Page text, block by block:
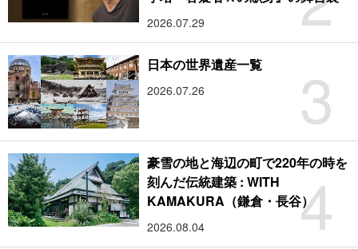
2026.07.29
3
日本の世界遺産一覧
2026.07.26
4
豪雪の地と海辺の町で220年の時を
刻んだ伝統建築 : WITH
KAMAKURA（鎌倉・長谷）
2026.08.04